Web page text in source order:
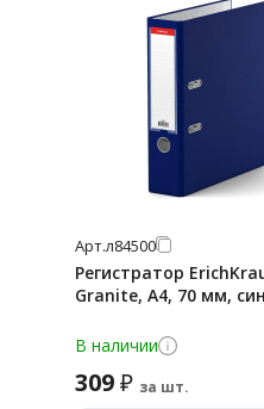
Арт.л84500
Регистратор
Granite, А4, 70 мм,
В наличии
309₽ за шт.